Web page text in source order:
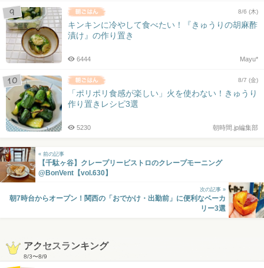
8/6 (木)
キンキンに冷やして食べたい！『きゅうりの胡麻酢
漬け』の作り置き
Mayu*
6444
8/7 (金)
「ポリポリ食感が楽しい」火を使わない！きゅうり
作り置きレシピ3選
朝時間.jp編集部
5230
« 前の記事
【千駄ヶ谷】クレープリービストロのクレープモーニング
@BonVent【vol.630】
次の記事 »
朝7時台からオープン！関西の「おでかけ・出勤前」に便利なベーカ
リー3選
アクセスランキング
8/3〜8/9